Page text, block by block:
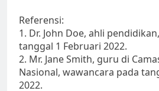
Referensi:
1. Dr. John Doe, ahli
tanggal 1 Februari 2022.
2. Mr. Jane Smith, guru di
Nasional, wawancara pada
2022.